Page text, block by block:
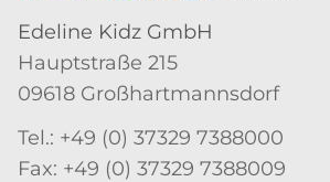
Edeline Kidz GmbH
Hauptstraße 215
09618 Großhartmannsdorf
Tel.: +49 (0) 37329 7388000
Fax: +49 (0) 37329 7388009